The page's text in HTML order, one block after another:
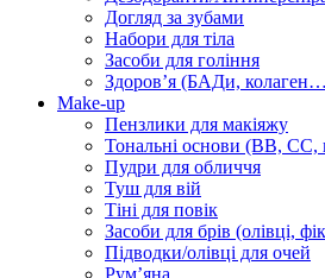
Догляд за зубами
Набори для тіла
Засоби для гоління
Здоровʼя (БАДи,
Make-up
Пензлики для макіяжу
Тональні основи (BB,
Пудри для обличчя
Туш для вій
Тіні для повік
Засоби для брів (олівці,
Підводки/олівці для очей
Румʼяна